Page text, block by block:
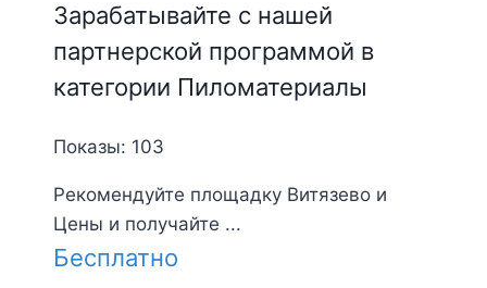
Зарабатывайте с нашей
партнерской программой в
категории Пиломатериалы
Показы: 103
Рекомендуйте площадку Витязево и
Цены и получайте ...
Бесплатно